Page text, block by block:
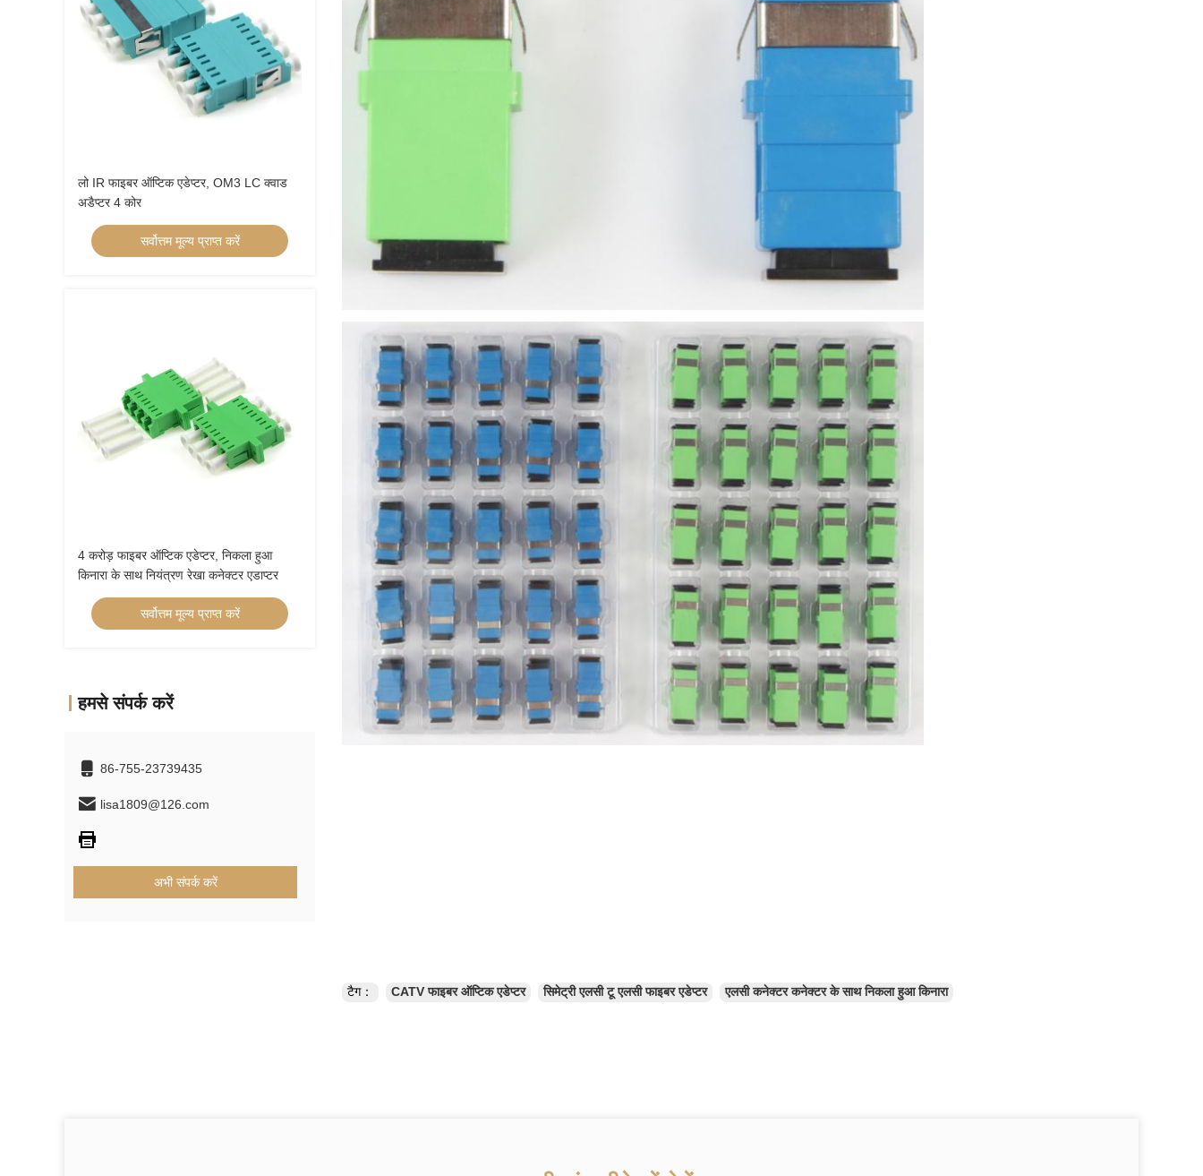
लो IR फाइबर ऑप्टिक एडेप्टर, OM3 LC क्वाड
अडैप्टर 4 कोर
सर्वोत्तम मूल्य प्राप्त करें
4 करोड़ फाइबर ऑप्टिक एडेप्टर, निकला हुआ
किनारा के साथ नियंत्रण रेखा कनेक्टर एडाप्टर
सर्वोत्तम मूल्य प्राप्त करें
हमसे संपर्क करें
86-755-23739435
lisa1809@126.com
अभी संपर्क करें
टैग： CATV फाइबर ऑप्टिक एडेप्टर सिमेट्री एलसी टू एलसी फाइबर एडेप्टर एलसी कनेक्टर कनेक्टर के साथ निकला हुआ किनारा